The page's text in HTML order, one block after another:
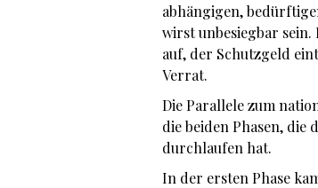
abhängigen,
wirst unbesiegbar
auf, der Schutzgeld
Verrat.
Die Parallele zum
die beiden Phasen, die
durchlaufen hat.
In der ersten Phase